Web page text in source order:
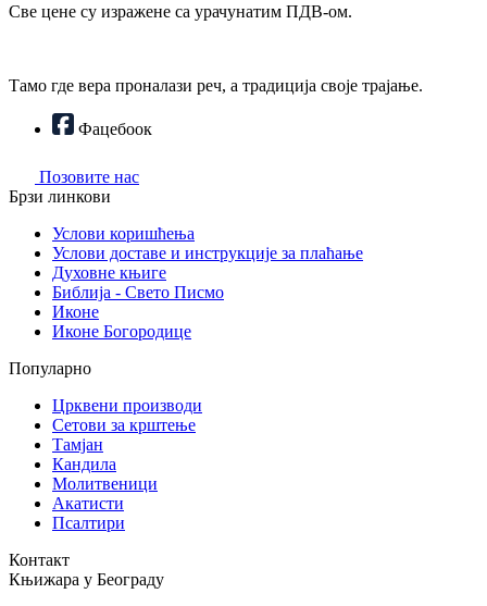
Све цене су изражене са урачунатим ПДВ-ом.
Тамо где вера проналази реч, а традиција своје трајање.
Фацебоок
Позовите нас
Брзи линкови
Услови коришћења
Услови доставе и инструкције за плаћање
Духовне књиге
Библија - Свето Писмо
Иконе
Иконе Богородице
Популарно
Црквени производи
Сетови за крштење
Тамјан
Кандила
Молитвеници
Акатисти
Псалтири
Контакт
Књижара у Београду